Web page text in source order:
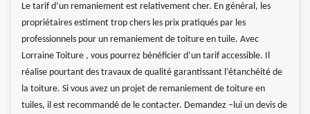
Le tarif d’un remaniement est relativement cher. En général, les
propriétaires estiment trop chers les prix pratiqués par les
professionnels pour un remaniement de toiture en tuile. Avec
Lorraine Toiture , vous pourrez bénéficier d’un tarif accessible. Il
réalise pourtant des travaux de qualité garantissant l’étanchéité de
la toiture. Si vous avez un projet de remaniement de toiture en
tuiles, il est recommandé de le contacter. Demandez –lui un devis de